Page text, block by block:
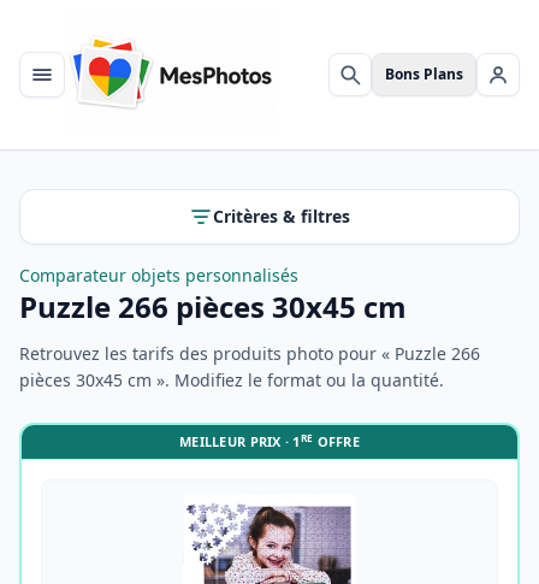
Menu Rechercher
Bons Plans Se
Critères & filtres
Comparateur objets personnalisés
Puzzle 266 pièces 30x45 cm
Retrouvez les tarifs des produits photo pour « Puzzle 266
pièces 30x45 cm ». Modifiez le format ou la quantité.
MEILLEUR PRIX · 1RE OFFRE